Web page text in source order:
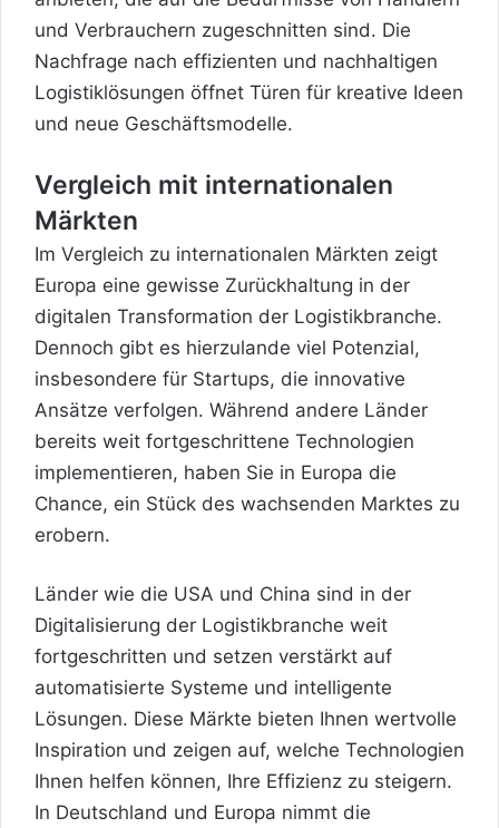
und Verbrauchern zugeschnitten sind. Die
Nachfrage nach effizienten und nachhaltigen
Logistiklösungen öffnet Türen für kreative Ideen
und neue Geschäftsmodelle.
Vergleich mit internationalen
Märkten
Im Vergleich zu internationalen Märkten zeigt
Europa eine gewisse Zurückhaltung in der
digitalen Transformation der Logistikbranche.
Dennoch gibt es hierzulande viel Potenzial,
insbesondere für Startups, die innovative
Ansätze verfolgen. Während andere Länder
bereits weit fortgeschrittene Technologien
implementieren, haben Sie in Europa die
Chance, ein Stück des wachsenden Marktes zu
erobern.
Länder wie die USA und China sind in der
Digitalisierung der Logistikbranche weit
fortgeschritten und setzen verstärkt auf
automatisierte Systeme und intelligente
Lösungen. Diese Märkte bieten Ihnen wertvolle
Inspiration und zeigen auf, welche Technologien
Ihnen helfen können, Ihre Effizienz zu steigern.
In Deutschland und Europa nimmt die